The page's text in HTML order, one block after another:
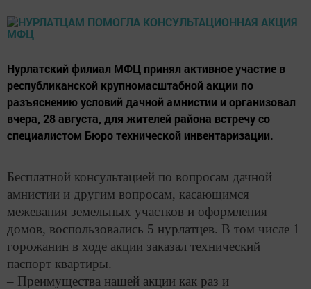
Нурлатский филиал МФЦ принял активное участие в
республиканской крупномасштабной акции по
разъяснению условий дачной амнистии и организовал
вчера, 28 августа, для жителей района встречу со
специалистом Бюро технической инвентаризации.
Бесплатной консультацией по вопросам дачной
амнистии и другим вопросам, касающимся
межевания земельных участков и оформления
домов, воспользовались 5 нурлатцев. В том числе 1
горожанин в ходе акции заказал технический
паспорт квартиры.
– Преимущества нашей акции как раз и